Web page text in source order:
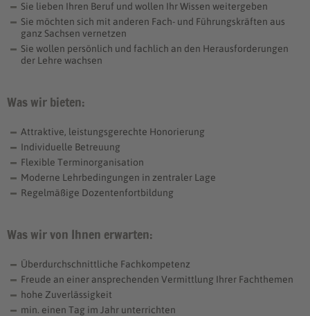
Sie lieben Ihren Beruf und wollen Ihr Wissen weitergeben
Sie möchten sich mit anderen Fach- und Führungskräften aus
ganz Sachsen vernetzen
Sie wollen persönlich und fachlich an den Herausforderungen
der Lehre wachsen
Was wir bieten:
Attraktive, leistungsgerechte Honorierung
Individuelle Betreuung
Flexible Terminorganisation
Moderne Lehrbedingungen in zentraler Lage
Regelmäßige Dozentenfortbildung
Was wir von Ihnen erwarten:
Überdurchschnittliche Fachkompetenz
Freude an einer ansprechenden Vermittlung Ihrer Fachthemen
hohe Zuverlässigkeit
min. einen Tag im Jahr unterrichten